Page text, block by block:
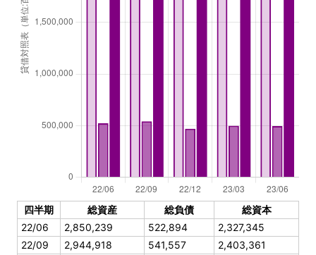
四半期 総資産 総負債
総資本
22/06
2,850,239 522,894
2,327,345
22/09
2,944,918 541,557
2,403,361